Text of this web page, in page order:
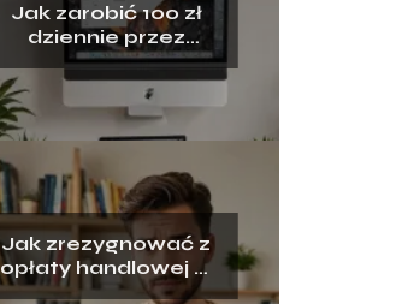
Jak zarobić 100 zł
dziennie przez
internet?
Jak zrezygnować z
opłaty handlowej w
Tauron?